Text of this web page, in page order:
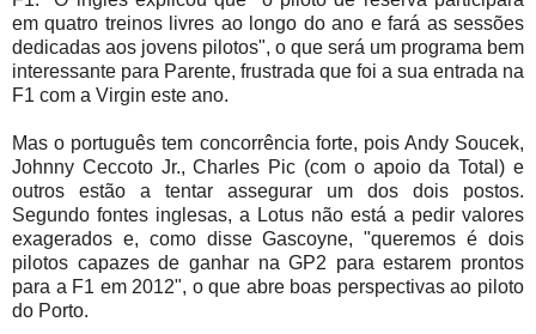
em quatro treinos livres ao longo do ano e fará as sessões
dedicadas aos jovens pilotos", o que será um programa bem
interessante para Parente, frustrada que foi a sua entrada na
F1 com a Virgin este ano.
Mas o português tem concorrência forte, pois Andy Soucek,
Johnny Ceccoto Jr., Charles Pic (com o apoio da Total) e
outros estão a tentar assegurar um dos dois postos.
Segundo fontes inglesas, a Lotus não está a pedir valores
exagerados e, como disse Gascoyne, "queremos é dois
pilotos capazes de ganhar na GP2 para estarem prontos
para a F1 em 2012", o que abre boas perspectivas ao piloto
do Porto.